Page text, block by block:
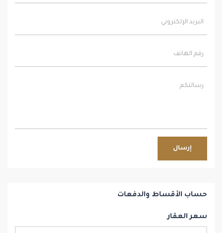
إرسال
حساب الأقساط والدفعات
سعر العقار